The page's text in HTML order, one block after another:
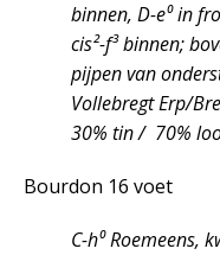
binnen, D-e⁰ in
cis²-f³ binnen;
pijpen van
Vollebregt Erp/
30% tin / 70%
Bourdon 16 voet
C-h⁰ Roemeens,